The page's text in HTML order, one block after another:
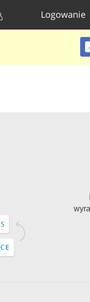
Logowanie